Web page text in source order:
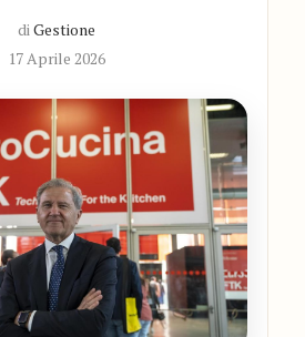
di Gestione
17 Aprile 2026